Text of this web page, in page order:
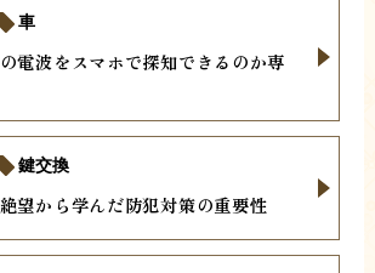
電波をスマホで探知できるのか専
車
望から学んだ防犯対策の重要性
鍵交換